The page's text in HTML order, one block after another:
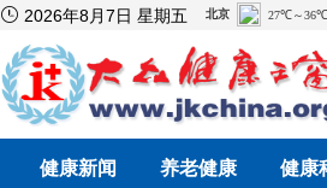
 2026年8月7日 星期五
健康新闻 养老健康 健康